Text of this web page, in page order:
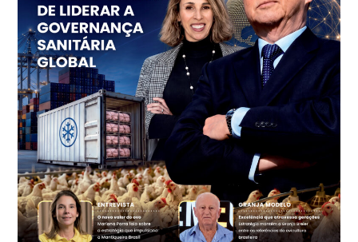
Ovo Vermelho - Regional
Vermelho
R$ 159,31
cx
Ovo Branco - Regional
Bastos (SP)
R$ 134,40
cx
Ovo Vermelho - Regional
Bastos (SP)
R$ 147,87